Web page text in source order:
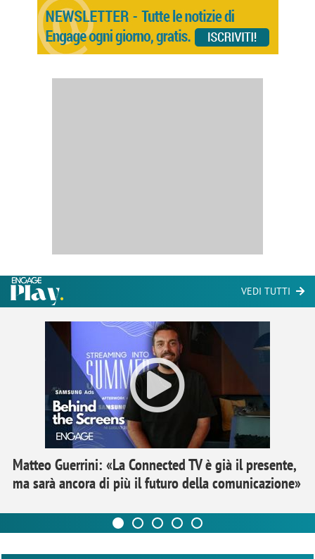
VEDI TUTTI
Matteo Guerrini: «La Connected TV è già il presente,
ma sarà ancora di più il futuro della comunicazione»